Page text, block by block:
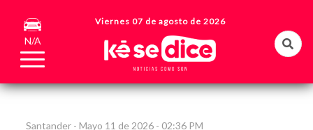
N/A
Viernes 07 de agosto de 2026
Santander -Mayo 11 de 2026 - 02:36 PM